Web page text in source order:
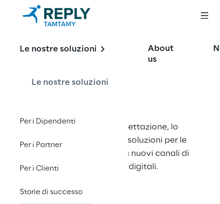
Le nostre soluzioni
Le nostre soluzioni
Per i Dipendenti
Per i Partner
Per i Clienti
Storie di successo
About
us
Soluzioni per le
community digitali
Ci concentriamo sulla progettazione, lo
sviluppo e l'integrazione di soluzioni per le
comunità digitali basate su nuovi canali di
comunicazione e su media digitali.